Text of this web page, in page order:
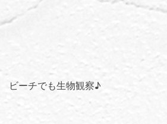
ビーチでも生物観察♪